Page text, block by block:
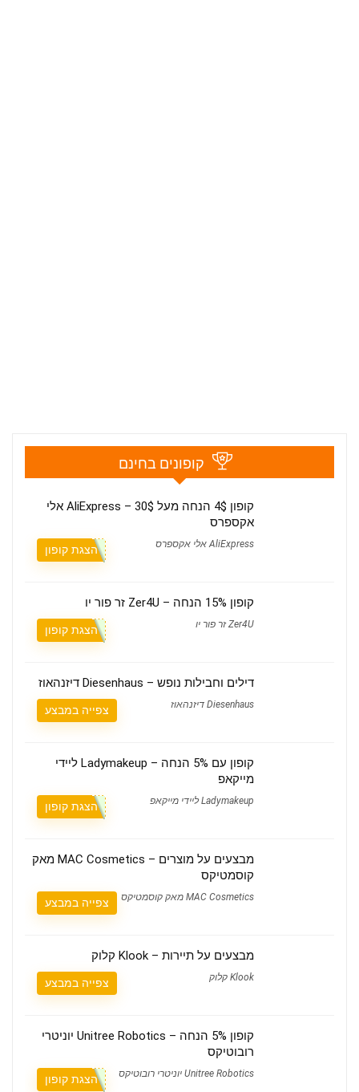
קופונים בחינם
קופון 4$ הנחה מעל 30$ – AliExpress אלי
אקספרס
AliExpress אלי אקספרס הצגת קופון
קופון 15% הנחה – Zer4U זר פור יו
Zer4U זר פור יו הצגת קופון
דילים וחבילות נופש – Diesenhaus דיזנהאוז
Diesenhaus דיזנהאוז צפייה במבצע
קופון עם 5% הנחה – Ladymakeup ליידי
מייקאפ
Ladymakeup ליידי מייקאפ הצגת קופון
מבצעים על מוצרים – MAC Cosmetics מאק
קוסמטיקס
MAC Cosmetics מאק קוסמטיקס צפייה במבצע
מבצעים על תיירות – Klook קלוק
Klook קלוק צפייה במבצע
קופון 5% הנחה – Unitree Robotics יוניטרי
רובוטיקס
Unitree Robotics יוניטרי רובוטיקס הצגת קופון